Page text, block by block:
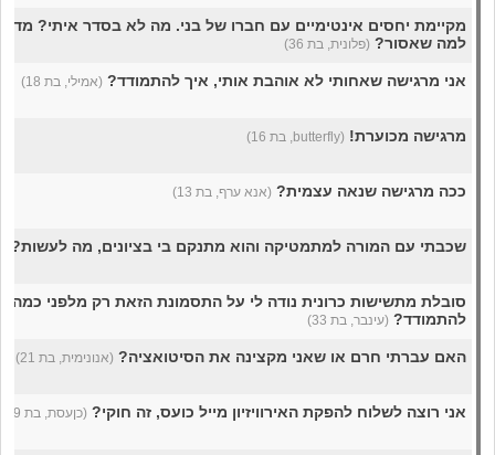
מקיימת יחסים אינטימיים עם חברו של בני. מה לא בסדר איתי?
למה שאסור? (פלונית, בת 36)
אני מרגישה שאחותי לא אוהבת אותי, איך להתמודד? (אמילי, בת 18)
מרגישה מכוערת! (butterfly, בת 16)
ככה מרגישה שנאה עצמית? (אנא ערף, בת 13)
שכבתי עם המורה למתמטיקה והוא מתנקם בי בציונים, מה לעשות?
סובלת מתשישות כרונית נודה לי על התסמונת הזאת רק מלפני כמה
להתמודד? (עינבר, בת 33)
האם עברתי חרם או שאני מקצינה את הסיטואציה? (אנונימית, בת 21)
אני רוצה לשלוח להפקת האירוויזיון מייל כועס, זה חוקי? (כןעסת, בת 19)